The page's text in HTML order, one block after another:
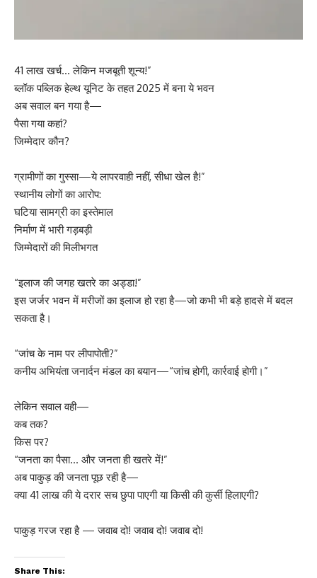
41 लाख खर्च… लेकिन मजबूती शून्य!”
ब्लॉक पब्लिक हेल्थ यूनिट के तहत 2025 में बना ये भवन
अब सवाल बन गया है—
पैसा गया कहां?
जिम्मेदार कौन?
ग्रामीणों का गुस्सा—ये लापरवाही नहीं, सीधा खेल है!”
स्थानीय लोगों का आरोप:
घटिया सामग्री का इस्तेमाल
निर्माण में भारी गड़बड़ी
जिम्मेदारों की मिलीभगत
“इलाज की जगह खतरे का अड्डा!”
इस जर्जर भवन में मरीजों का इलाज हो रहा है—जो कभी भी बड़े हादसे में बदल
सकता है।
“जांच के नाम पर लीपापोती?”
कनीय अभियंता जनार्दन मंडल का बयान—“जांच होगी, कार्रवाई होगी।”
लेकिन सवाल वही—
कब तक?
किस पर?
“जनता का पैसा… और जनता ही खतरे में!”
अब पाकुड़ की जनता पूछ रही है—
क्या 41 लाख की ये दरार सच छुपा पाएगी या किसी की कुर्सी हिलाएगी?
पाकुड़ गरज रहा है — जवाब दो! जवाब दो! जवाब दो!
Share This: